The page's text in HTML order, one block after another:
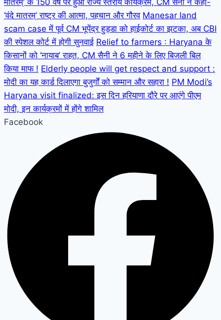
‘वंदे मातरम्’ राष्ट्र की आत्मा, पहचान और गौरव Manesar land
scam case में पूर्व CM भूपेंद्र हुड्डा को हाईकोर्ट का झटका, अब CBI
की स्पेशल कोर्ट में होगी सुनवाई Relief to farmers : Haryana के
किसानों को ‘नायाब’ राहत, CM सैनी ने 6 महीने के लिए बिजली बिल
किया माफ ! Elderly people will get respect and support :
मोदी का यह कार्ड दिलाएगा बुजुर्गों को सम्मान और सहारा ! PM Modi’s
Haryana visit finalized: इस दिन हरियाणा दौरे पर आएंगे पीएम
मोदी, इन कार्यक्रमों में होंगे शामिल
Facebook